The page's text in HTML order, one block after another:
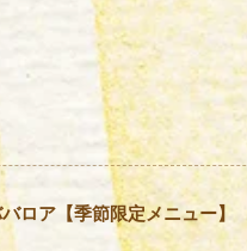
ロア 【季節限定メニュー】